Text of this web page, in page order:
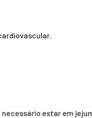
necessário estar em